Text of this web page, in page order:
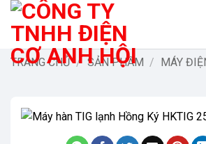
Bỏ
qua
dungTRANG CHỦ / SẢN PHẨM / MÁY